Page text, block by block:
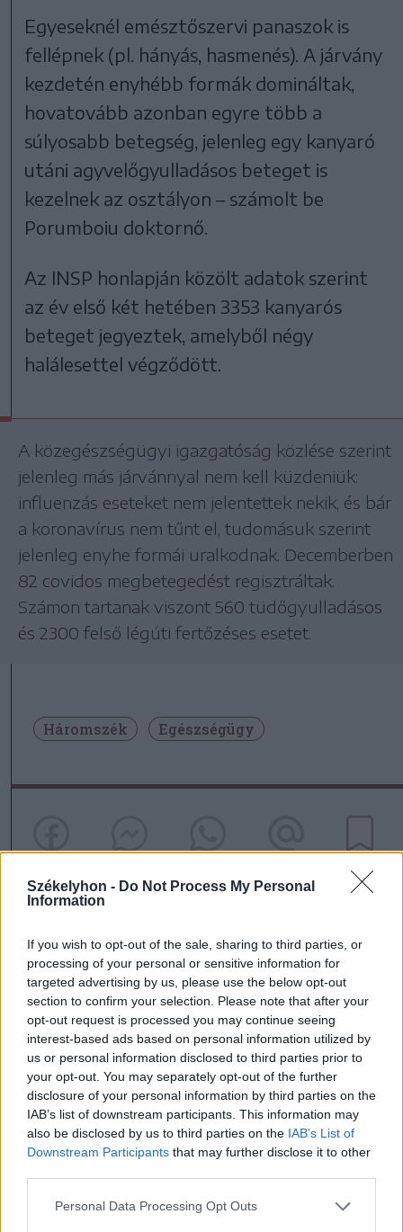
Székelyhon - Do Not Process My Personal
Information
If you wish to opt-out of the sale, sharing to third parties, or
processing of your personal or sensitive information for
targeted advertising by us, please use the below opt-out
section to confirm your selection. Please note that after your
opt-out request is processed you may continue seeing
interest-based ads based on personal information utilized by
us or personal information disclosed to third parties prior to
your opt-out. You may separately opt-out of the further
disclosure of your personal information by third parties on the
IAB’s list of downstream participants. This information may
also be disclosed by us to third parties on the IAB’s List of
Downstream Participants that may further disclose it to other
Personal Data Processing Opt Outs
Egyeseknél emésztőszervi panaszok is
fellépnek (pl. hányás, hasmenés). A járvány
kezdetén enyhébb formák domináltak,
hovatovább azonban egyre több a
súlyosabb betegség, jelenleg egy kanyaró
utáni agyvelőgyulladásos beteget is
kezelnek az osztályon – számolt be
Porumboiu doktornő.
Az INSP honlapján közölt adatok szerint
az év első két hetében 3353 kanyarós
beteget jegyeztek, amelyből négy
halálesettel végződött.
A közegészségügyi igazgatóság közlése szerint
jelenleg más járvánnyal nem kell küzdeniük:
influenzás eseteket nem jelentettek nekik, és bár
a koronavírus nem tűnt el, tudomásuk szerint
jelenleg enyhe formái uralkodnak. Decemberben
82 covidos megbetegedést regisztráltak.
Számon tartanak viszont 560 tüdőgyulladásos
és 2300 felső légúti fertőzéses esetet.
Háromszék Egészségügy
szóljon hozzá!
Ezek is érdekelhetik
Székelyhon
Tömegverekedés lett a szűk
mezőgazdasági úti vitából
Csatószegen